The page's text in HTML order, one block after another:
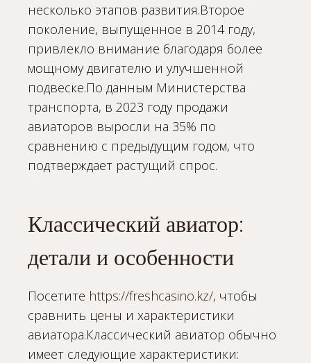
несколько этапов развития.Второе
поколение, выпущенное в 2014 году,
привлекло внимание благодаря более
мощному двигателю и улучшенной
подвеске.По данным Министерства
транспорта, в 2023 году продажи
авиаторов выросли на 35% по
сравнению с предыдущим годом, что
подтверждает растущий спрос.
Классический авиатор:
детали и особенности
Посетите https://freshcasino.kz/, чтобы
сравнить цены и характеристики
авиатора.Классический авиатор обычно
имеет следующие характеристики: